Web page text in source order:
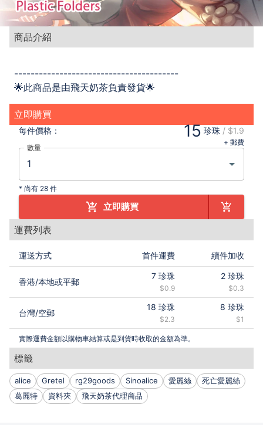
商品介紹
----------------------------------------
🌟此商品是由飛天奶茶負責發貨🌟
立即購買
每件價格： 15 珍珠 / $1.9
+ 郵費
數量
* 尚有 28 件
立即購買
運費列表
運送方式 首件運費 續件加收
香港/本地或平郵
7 珍珠
$0.9
2 珍珠
$0.3
台灣/空郵
18 珍珠
$2.3
8 珍珠
$1
實際運費金額以購物車結算或是到貨時收取的金額為準。
標籤
alice Gretel rg29goods Sinoalice 愛麗絲
死亡愛麗絲
葛麗特
資料夾 飛天奶茶代理商品